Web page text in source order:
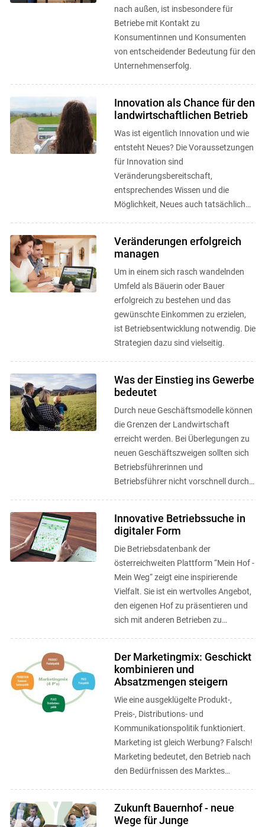
nach außen, ist insbesondere für
Betriebe mit Kontakt zu
Konsumentinnen und Konsumenten
von entscheidender Bedeutung für den
Unternehmenserfolg.
Innovation als Chance für den
landwirtschaftlichen Betrieb
Was ist eigentlich Innovation und wie
entsteht Neues? Die Voraussetzungen
für Innovation sind
Veränderungsbereitschaft,
entsprechendes Wissen und die
Möglichkeit, Neues auch tatsächlich
Veränderungen erfolgreich
managen
Um in einem sich rasch wandelnden
Umfeld als Bäuerin oder Bauer
erfolgreich zu bestehen und das
gewünschte Einkommen zu erzielen,
ist Betriebsentwicklung notwendig. Die
Strategien dazu sind vielseitig.
Was der Einstieg ins Gewerbe
bedeutet
Durch neue Geschäftsmodelle können
die Grenzen der Landwirtschaft
erreicht werden. Bei Überlegungen zu
neuen Geschäftszweigen sollten sich
Betriebsführerinnen und
Betriebsführer nicht vorschnell durch
Innovative Betriebssuche in
digitaler Form
Die Betriebsdatenbank der
österreichweiten Plattform “Mein Hof -
Mein Weg“ zeigt eine inspirierende
Vielfalt. Sie ist ein wertvolles Angebot,
den eigenen Hof zu präsentieren und
sich mit anderen Betrieben zu
Der Marketingmix: Geschickt
kombinieren und
Absatzmengen steigern
Wie eine ausgeklügelte Produkt-,
Preis-, Distributions- und
Kommunikationspolitik funktioniert.
Marketing ist gleich Werbung? Falsch!
Marketing bedeutet, den Betrieb nach
den Bedürfnissen des Marktes
Zukunft Bauernhof - neue
Wege für Junge